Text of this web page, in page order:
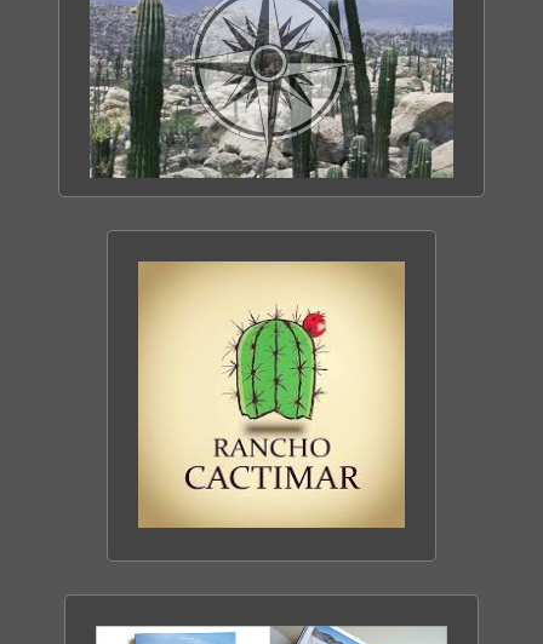
TOUT SAVOIR SUR
LA BASSE CALIFORNIE
DÉCOUVRIR LE SITE
CACTIMAR ECO-RANCH
ENTRE MER & DÉSERT